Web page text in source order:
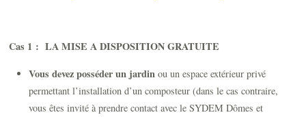
Cas 1 : LA MISE A DISPOSITION GRATUITE
Vous devez posséder un jardinou un espace extérieur privé
permettant l’installation d’un composteur (dans le cas contraire,
vous êtes invité à prendre contact avec le SYDEM Dômes et